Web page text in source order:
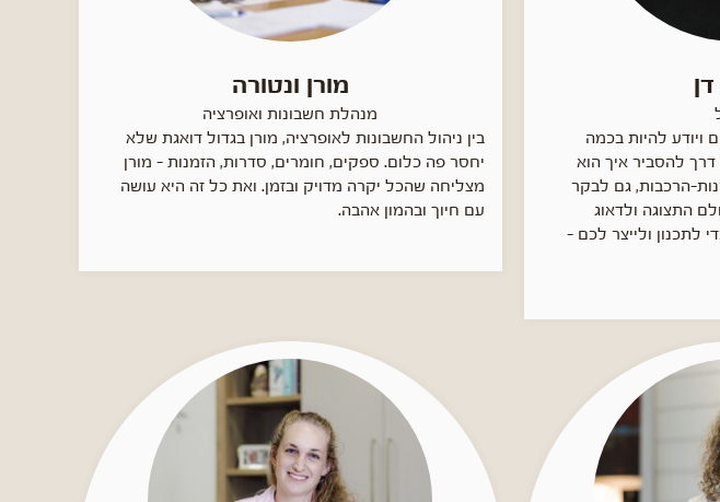
ויודע להיות בכמה
דרך להסביר איך הוא
הרכבות, גם לבקר
התצוגה ולדאוג
לתכנון ולייצר לכם -
מורן ונטורה
מנהלת חשבונות ואופרציה
בין ניהול החשבונות לאופרציה, מורן בגדול דואגת שלא
יחסר פה כלום. ספקים, חומרים, סדרות, הזמנות - מורן
מצליחה שהכל יקרה מדויק ובזמן. ואת כל זה היא עושה
עם חיוך ובהמון אהבה.